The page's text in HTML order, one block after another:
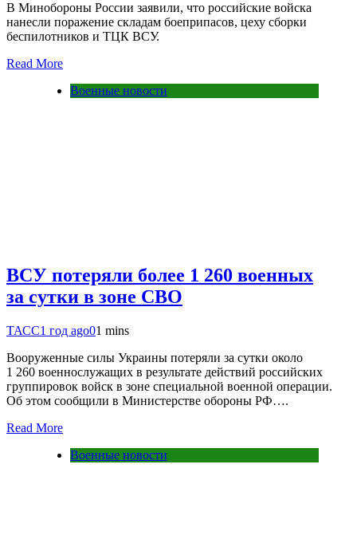
В Минобороны России заявили, что российские войска
нанесли поражение складам боеприпасов, цеху сборки
беспилотников и ТЦК ВСУ.
Read More
Военные новости
ВСУ потеряли более 1 260 военных
за сутки в зоне СВО
ТАСС1 год ago01 mins
Вооруженные силы Украины потеряли за сутки около
1 260 военнослужащих в результате действий российских
группировок войск в зоне специальной военной операции.
Об этом сообщили в Министерстве обороны РФ….
Read More
Военные новости